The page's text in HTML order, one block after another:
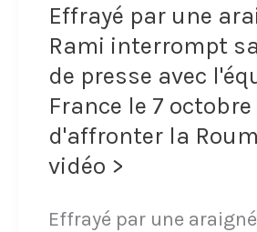
lors
de
l'annonce
de
sa
première
Effrayé par une
Rami interrompt
de presse avec
France le 7
d'affronter la
vidéo >
Effrayé par une